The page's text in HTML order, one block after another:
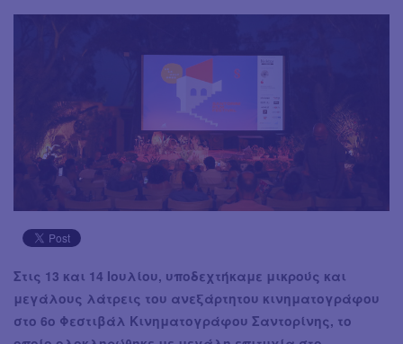
Στις 13 και 14 Ιουλίου, υποδεχτήκαμε μικρούς και
μεγάλους λάτρεις του ανεξάρτητου κινηματογράφου
στο 6ο Φεστιβάλ Κινηματογράφου Σαντορίνης, το